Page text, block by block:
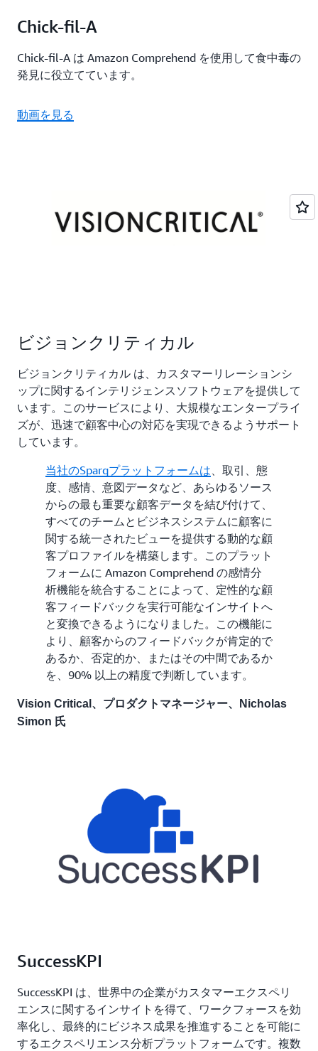
Chick-fil-A
Chick-fil-A は Amazon Comprehend を使用して食中毒の
発見に役立てています。
動画を見る
ビジョンクリティカル
ビジョンクリティカル は、カスタマーリレーションシ
ップに関するインテリジェンスソフトウェアを提供して
います。このサービスにより、大規模なエンタープライ
ズが、迅速で顧客中心の対応を実現できるようサポート
しています。
当社のSparqプラットフォームは 、取引、態
度、感情、意図データなど、あらゆるソース
からの最も重要な顧客データを結び付けて、
すべてのチームとビジネスシステムに顧客に
関する統一されたビューを提供する動的な顧
客プロファイルを構築します。このプラット
フォームに Amazon Comprehend の感情分
析機能を統合することによって、定性的な顧
客フィードバックを実行可能なインサイトへ
と変換できるようになりました。この機能に
より、顧客からのフィードバックが肯定的で
あるか、否定的か、またはその中間であるか
を、90% 以上の精度で判断しています。
Vision Critical、プロダクトマネージャー、Nicholas
Simon 氏
SuccessKPI
SuccessKPI は、世界中の企業がカスタマーエクスペリ
エンスに関するインサイトを得て、ワークフォースを効
率化し、最終的にビジネス成果を推進することを可能に
するエクスペリエンス分析プラットフォームです。複数